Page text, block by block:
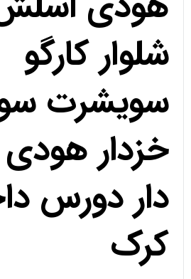
شلوار کارگو
سویشرت
خزدار
دار دورس
کرک